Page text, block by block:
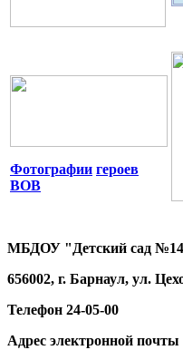
Фотографии героев
ВОВ
МБДОУ "Детский сад
656002, г. Барнаул, ул.
Телефон 24-05-00
Адрес электронной